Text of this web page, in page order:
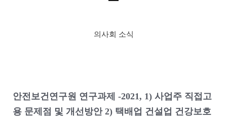
의사회 소식
안전보건연구원 연구과제 -2021, 1) 사업주 직접고
용 문제점 및 개선방안 2) 택배업 건설업 건강보호